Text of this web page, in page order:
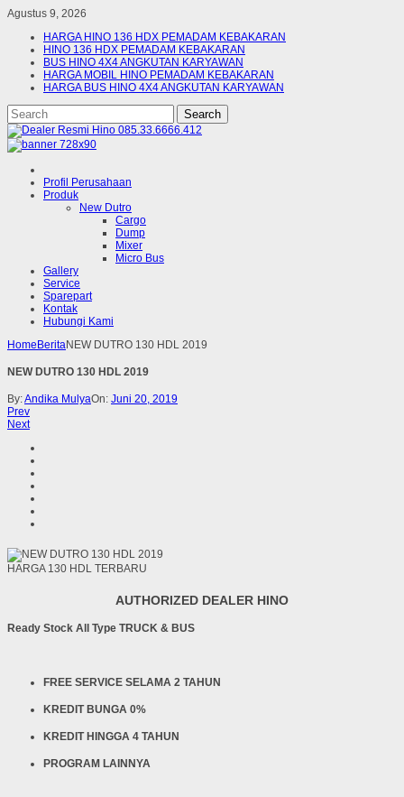
Agustus 9, 2026
HARGA HINO 136 HDX PEMADAM KEBAKARAN
HINO 136 HDX PEMADAM KEBAKARAN
BUS HINO 4X4 ANGKUTAN KARYAWAN
HARGA MOBIL HINO PEMADAM KEBAKARAN
HARGA BUS HINO 4X4 ANGKUTAN KARYAWAN
Profil Perusahaan
Produk
New Dutro
Cargo
Dump
Mixer
Micro Bus
Gallery
Service
Sparepart
Kontak
Hubungi Kami
Home BeritaNEW DUTRO 130 HDL 2019
NEW DUTRO 130 HDL 2019
By:Andika MulyaOn: Juni 20, 2019
Prev
Next
HARGA 130 HDL TERBARU
AUTHORIZED DEALER HINO
Ready Stock All Type TRUCK & BUS
FREE SERVICE SELAMA 2 TAHUN
KREDIT BUNGA 0%
KREDIT HINGGA 4 TAHUN
PROGRAM LAINNYA